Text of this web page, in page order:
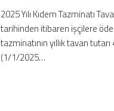
Açıklandı
için
2025 Yılı Kıdem Tazminatı
tarihinden itibaren işçilere
tazminatının yıllık tavan tutarı
(1/1/2025…